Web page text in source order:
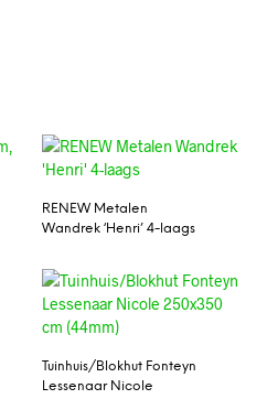
RENEW Metalen
Wandrek ‘Henri’ 4-laags
Tuinhuis/Blokhut Fonteyn
Lessenaar Nicole